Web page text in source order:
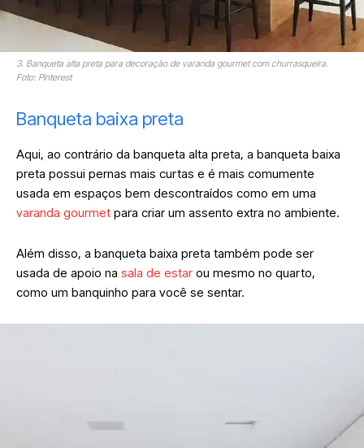
3. Banqueta alta preta para decoração de varanda gourmet com churrasqueira.
Foto: Pinterest
Banqueta baixa preta
Aqui, ao contrário da banqueta alta preta, a banqueta baixa
preta possui pernas mais curtas e é mais comumente
usada em espaços bem descontraídos como em uma
varanda gourmet para criar um assento extra no ambiente.
Além disso, a banqueta baixa preta também pode ser
usada de apoio na sala de estar ou mesmo no quarto,
como um banquinho para você se sentar.